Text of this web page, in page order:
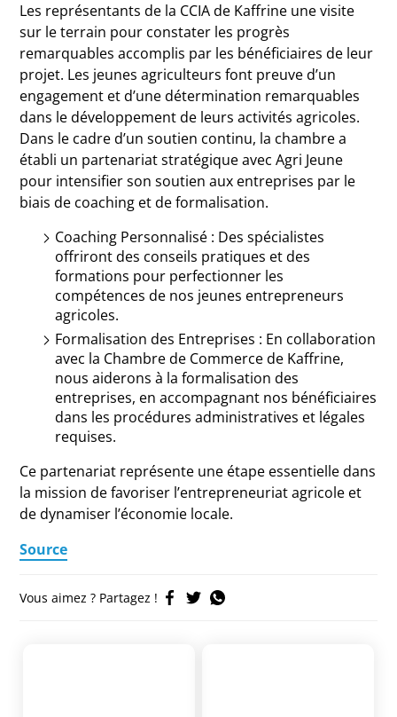
Les représentants de la CCIA de Kaffrine une visite
sur le terrain pour constater les progrès
remarquables accomplis par les bénéficiaires de leur
projet. Les jeunes agriculteurs font preuve d’un
engagement et d’une détermination remarquables
dans le développement de leurs activités agricoles.
Dans le cadre d’un soutien continu, la chambre a
établi un partenariat stratégique avec Agri Jeune
pour intensifier son soutien aux entreprises par le
biais de coaching et de formalisation.
Coaching Personnalisé : Des spécialistes
offriront des conseils pratiques et des
formations pour perfectionner les
compétences de nos jeunes entrepreneurs
agricoles.
Formalisation des Entreprises : En collaboration
avec la Chambre de Commerce de Kaffrine,
nous aiderons à la formalisation des
entreprises, en accompagnant nos bénéficiaires
dans les procédures administratives et légales
requises.
Ce partenariat représente une étape essentielle dans
la mission de favoriser l’entrepreneuriat agricole et
de dynamiser l’économie locale.
Source
Vous aimez ? Partagez !